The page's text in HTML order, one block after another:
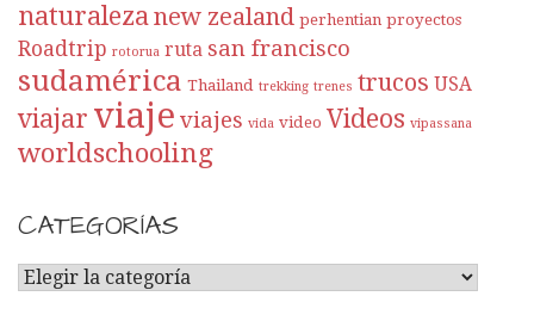
naturalezanew zealand perhentian proyectos
Roadtrip rotorua ruta san francisco
sudamérica Thailand trekking trenes trucos USA
viajar viaje viajes vida video Videos vipassana
worldschooling
CATEGORÍAS
C